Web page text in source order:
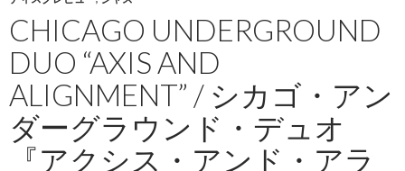
CHICAGO UNDERGROUND
DUO “AXIS AND
ALIGNMENT” / シカゴ・アン
ダーグラウンド・デュオ
『アクシス・アンド・アラ